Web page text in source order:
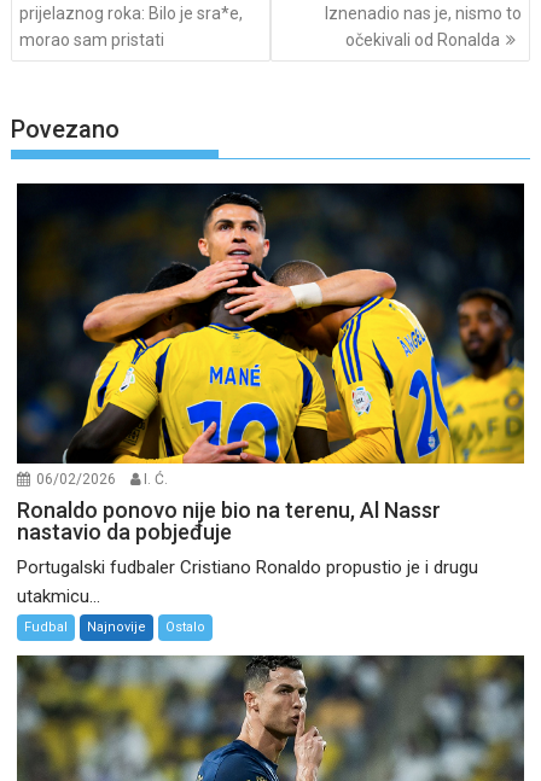
navigation
prijelaznog roka: Bilo je sra*e,
morao sam pristati
Iznenadio nas je, nismo to
očekivali od Ronalda
Povezano
06/02/2026 I. Ć.
Ronaldo ponovo nije bio na terenu, Al Nassr
nastavio da pobjeđuje
Portugalski fudbaler Cristiano Ronaldo propustio je i drugu
utakmicu...
Fudbal Najnovije Ostalo